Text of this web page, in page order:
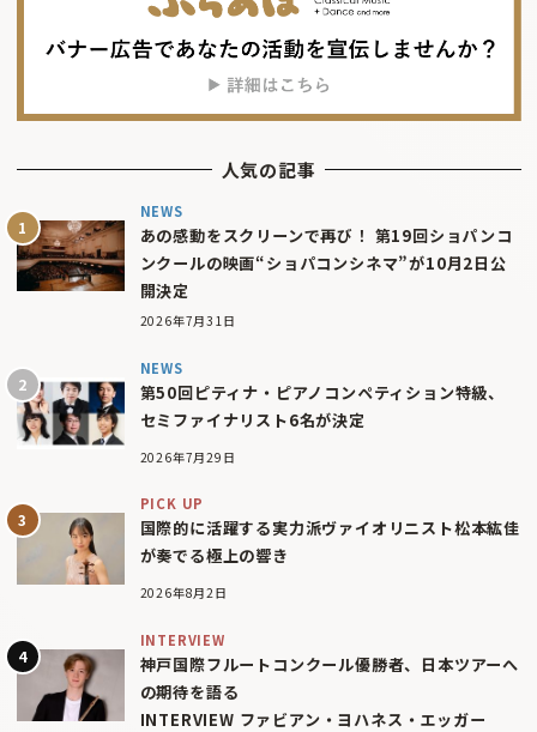
人気の記事
NEWS
あの感動をスクリーンで再び！ 第19回ショパンコ
ンクールの映画“ショパコンシネマ”が10月2日公
開決定
2026年7月31日
NEWS
第50回ピティナ・ピアノコンペティション特級、
セミファイナリスト6名が決定
2026年7月29日
PICK UP
国際的に活躍する実力派ヴァイオリニスト松本紘佳
が奏でる極上の響き
2026年8月2日
INTERVIEW
神戸国際フルートコンクール優勝者、日本ツアーへ
の期待を語る
INTERVIEW ファビアン・ヨハネス・エッガー